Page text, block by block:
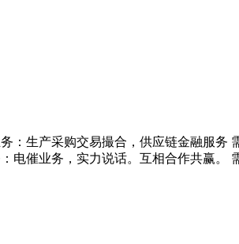
：生产采购交易撮合，供应链金融服务
电催业务，实力说话。互相合作共赢。